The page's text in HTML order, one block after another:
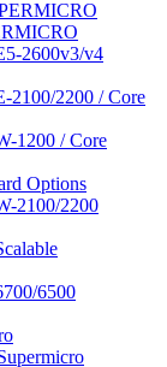
2600v3/v4
2100/2200 / Core
1200 / Core
Options
2100/2200
6500